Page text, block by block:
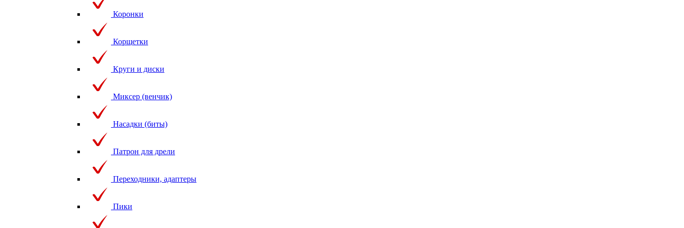
Коронки
Корщетки
Круги и диски
Миксер (венчик)
Насадки (биты)
Патрон для дрели
Переходники, адаптеры
Пики